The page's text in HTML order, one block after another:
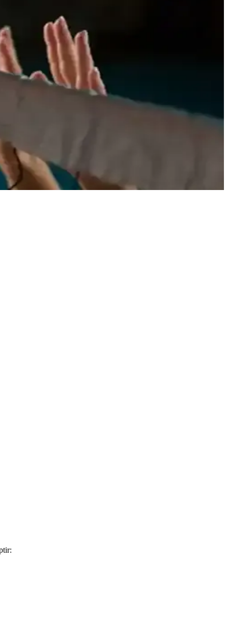
ve sakatlanma riskini azaltır.
gerekenler ve performansı yükselten ipuçlarıyla güvenli ve